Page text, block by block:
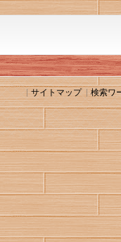
サイトマップ 検索ワ